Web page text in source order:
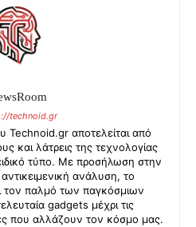
technoid.gr
Technoid.gr αποτελείται από
και λάτρεις της τεχνολογίας
τύπο. Με προσήλωση στην
ανάλυση, το
τον παλμό των παγκόσμιων
gadgets μέχρι τις
που αλλάζουν τον κόσμο μας.